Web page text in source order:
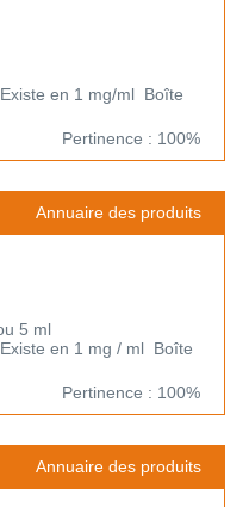
en 1 mg/ml Boîte
Pertinence : 100%
Annuaire des produits
5 ml
en 1 mg / ml Boîte
Pertinence : 100%
Annuaire des produits